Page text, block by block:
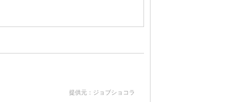
提供元：ジョブショコラ